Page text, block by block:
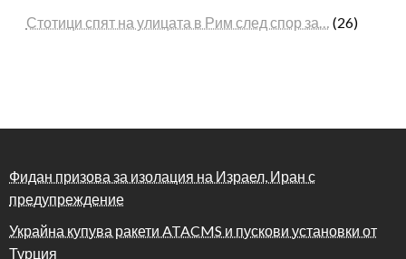
Стотици спят на улицата в Рим след спор за… (26)
Фидан призова за изолация на Израел, Иран с
предупреждение
Украйна купува ракети ATACMS и пускови установки от
Турция